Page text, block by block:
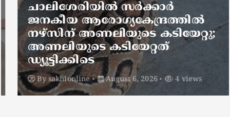
ചാലിശേരിയില്‍ സര്‍ക്കാര്‍
ജനകീയ ആരോഗ്യകേന്ദ്രത്തില്‍
നഴ്സിന് അണലിയുടെ കടിയേറ്റു;
അണലിയുടെ കടിയേറ്റത്
ഡ്യൂട്ടിക്കിടെ
Bysakhionline August 6, 2026 4 views